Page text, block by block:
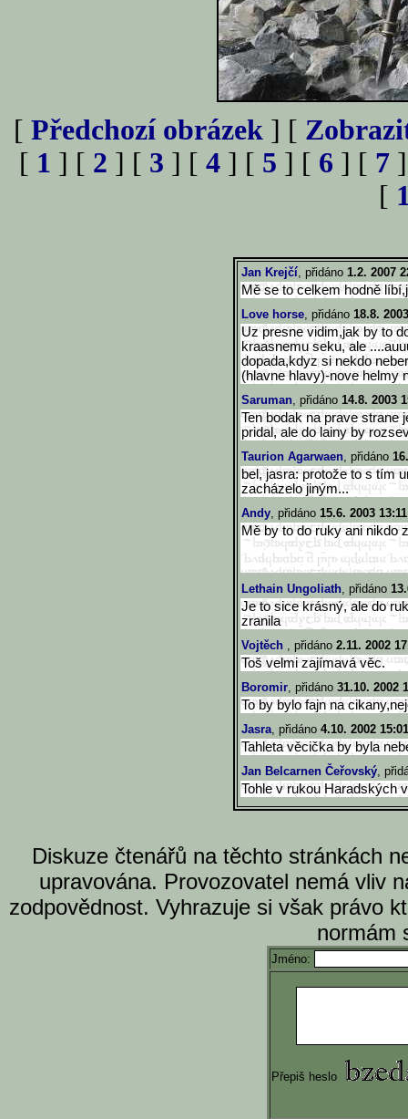
[ Předchozí obrázek ] [
[ 1 ] [ 2 ] [ 3 ] [ 4 ] [ 5 ] [ 6 ] [ 7
[
Jan Krejčí, přidáno 1.2. 2007
Mě se to celkem hodně
Love horse, přidáno 18.8.
Uz presne vidim,jak by to
kraasnemu seku, ale
dopada,kdyz si nekdo
(hlavne hlavy)-nove helmy
Saruman, přidáno 14.8. 2003
Ten bodak na prave strane
pridal, ale do lainy by
Taurion Agarwaen, přidáno
bel, jasra: protože to s tím
zacházelo jiným...
Andy, přidáno 15.6. 2003
Mě by to do ruky ani nikdo
Lethain Ungoliath, přidáno
Je to sice krásný, ale do
zranila
Vojtěch , přidáno 2.11. 2002
Toš velmi zajímavá věc.
Boromir, přidáno 31.10. 2002
To by bylo fajn na
Jasra, přidáno 4.10. 2002
Tahleta věcička by byla
Jan Belcarnen Čeřovský,
Tohle v rukou Haradských
Diskuze čtenářů na těchto stránkách
upravována. Provozovatel nemá vliv
zodpovědnost. Vyhrazuje si však právo
normám
Jméno:
Přepiš heslo